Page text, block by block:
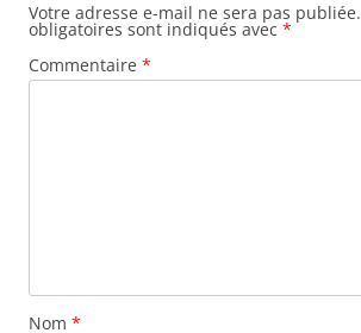
Votre adresse e-mail ne sera pas publiée.
obligatoires sont indiqués avec *
Commentaire *
Nom *